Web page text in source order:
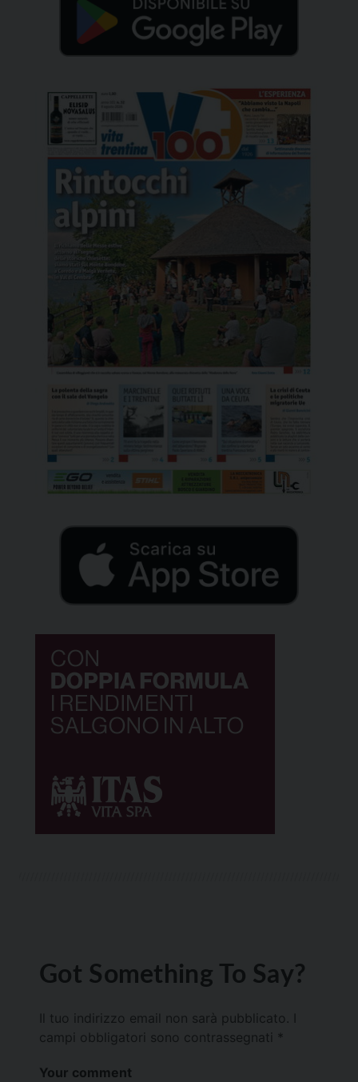
Got Something To Say?
Il tuo indirizzo email non sarà pubblicato.
campi obbligatori sono contrassegnati *
Your comment